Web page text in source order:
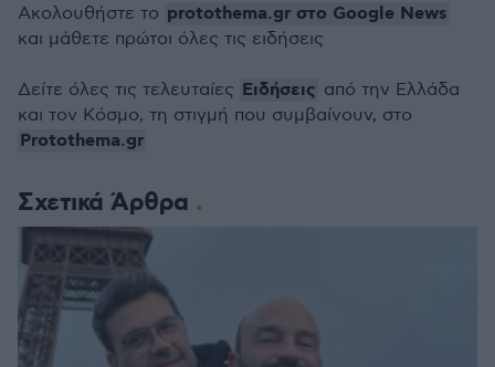
Σχετικά Άρθρα
Ακολουθήστε το protothema.gr στο Google News
και μάθετε πρώτοι όλες τις ειδήσεις
Δείτε όλες τις τελευταίες Ειδήσεις από την Ελλάδα
και τον Κόσμο, τη στιγμή που συμβαίνουν, στο
Protothema.gr